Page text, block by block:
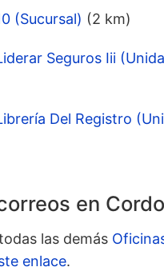
(Sucursal) (2 km)
Seguros Iii
Del Registro
en
las demás
enlace.